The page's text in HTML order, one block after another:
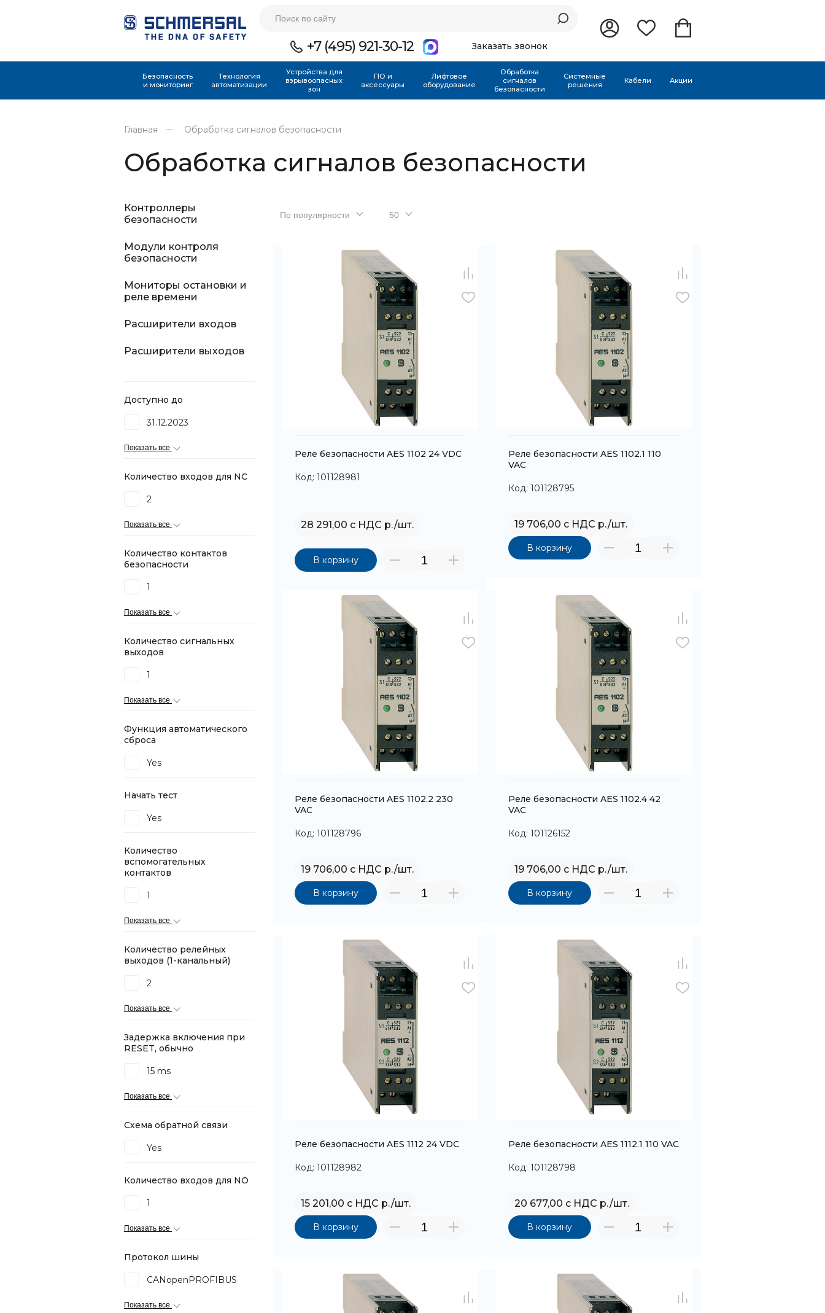
+7 (495) 921-30-12 Заказать звонок
Безопасность
и мониторинг
Технология
автоматизации
Устройства для
взрывоопасных
зон
ПО и
аксессуары
Лифтовое
оборудование
Обработка
сигналов
безопасности
Системные
решения
Кабели Акции
Главная Обработка сигналов безопасности
Обработка сигналов безопасности
Контроллеры
безопасности
Модули контроля
безопасности
Мониторы остановки и
реле времени
Расширители входов
Расширители выходов
Доступно до
31.12.2023
Показать все
Количество входов для NC
2
Показать все
Количество контактов
безопасности
1
Показать все
Количество сигнальных
выходов
1
Показать все
Функция автоматического
сброса
Yes
Начать тест
Yes
Количество
вспомогательных
контактов
1
Показать все
Количество релейных
выходов (1-канальный)
2
Показать все
Задержка включения при
RESET, обычно
15 ms
Показать все
Схема обратной связи
Yes
Количество входов для NO
1
Показать все
Протокол шины
CANopenPROFIBUS
Показать все
По популярности 50
Реле безопасности AES 1102 24 VDC
Код: 101128981
28 291,00 с НДС р./шт.
В корзину
Реле безопасности AES 1102.1 110
VAC
Код: 101128795
19 706,00 с НДС р./шт.
В корзину
Реле безопасности AES 1102.2 230
VAC
Код: 101128796
19 706,00 с НДС р./шт.
В корзину
Реле безопасности AES 1102.4 42
VAC
Код: 101126152
19 706,00 с НДС р./шт.
В корзину
Реле безопасности AES 1112 24 VDC
Код: 101128982
15 201,00 с НДС р./шт.
В корзину
Реле безопасности AES 1112.1 110 VAC
Код: 101128798
20 677,00 с НДС р./шт.
В корзину